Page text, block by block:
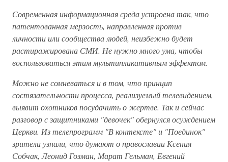
Современная информационная среда устроена так, что
патентованная мерзость, направленная против
личности или сообщества людей, неизбежно будет
растиражирована СМИ. Не нужно много ума, чтобы
воспользоваться этим мультипликативным эффектом.
Можно не сомневаться и в том, что принцип
состязательности процесса, реализуемый телевидением,
выявит охотников посудачить о жертве. Так и сейчас
разговор с защитниками "девочек" обернулся осуждением
Церкви. Из телепрограмм "В контексте" и "Поединок"
зрители узнали, что думают о православии Ксения
Собчак, Леонид Гозман, Марат Гельман, Евгений